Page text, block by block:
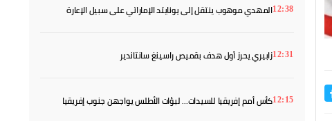
12:38المهدي موهوب ينتقل إلى يونايتد الإماراتي على سبيل الإعارة
12:31زابيري يحرز أول هدف بقميص راسينغ سانتاندير
12:15كأس أمم إفريقيا للسيدات... لبؤات الأطلس يواجهن جنوب إفريقيا